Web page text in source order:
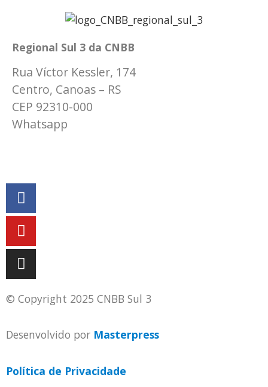
Regional Sul 3 da CNBB
Rua Víctor Kessler, 174
Centro, Canoas – RS
CEP 92310-000
Whatsapp
© Copyright 2025 CNBB Sul 3
Desenvolvido por Masterpress
Política de Privacidade